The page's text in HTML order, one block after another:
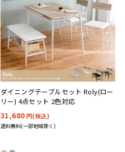
ダイニングテーブルセット Roly(ロー
リー) 4点セット 2色対応
31,680 円(税込)
送料無料(一部地域除く)